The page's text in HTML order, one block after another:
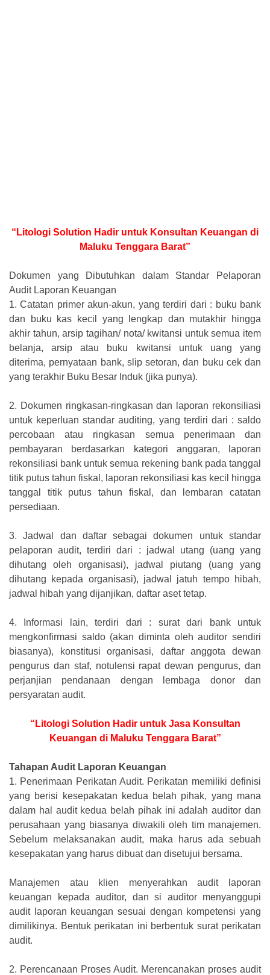
“Litologi Solution Hadir untuk Konsultan Keuangan di
Maluku Tenggara Barat”
Dokumen yang Dibutuhkan dalam Standar Pelaporan
Audit Laporan Keuangan
1. Catatan primer akun-akun, yang terdiri dari : buku bank
dan buku kas kecil yang lengkap dan mutakhir hingga
akhir tahun, arsip tagihan/ nota/ kwitansi untuk semua item
belanja, arsip atau buku kwitansi untuk uang yang
diterima, pernyataan bank, slip setoran, dan buku cek dan
yang terakhir Buku Besar Induk (jika punya).
2. Dokumen ringkasan-ringkasan dan laporan rekonsiliasi
untuk keperluan standar auditing, yang terdiri dari : saldo
percobaan atau ringkasan semua penerimaan dan
pembayaran berdasarkan kategori anggaran, laporan
rekonsiliasi bank untuk semua rekening bank pada tanggal
titik putus tahun fiskal, laporan rekonsiliasi kas kecil hingga
tanggal titik putus tahun fiskal, dan lembaran catatan
persediaan.
3.
Jadwal dan daftar sebagai dokumen untuk standar
pelaporan audit, terdiri dari : jadwal utang (uang yang
dihutang oleh organisasi), jadwal piutang (uang yang
dihutang kepada organisasi), jadwal jatuh tempo hibah,
jadwal hibah yang dijanjikan, daftar aset tetap.
4.
Informasi lain, terdiri dari : surat dari bank untuk
mengkonfirmasi saldo (akan diminta oleh auditor sendiri
biasanya), konstitusi organisasi, daftar anggota dewan
pengurus dan staf, notulensi rapat dewan pengurus, dan
perjanjian pendanaan dengan lembaga donor dan
persyaratan audit.
“Litologi Solution Hadir untuk Jasa Konsultan
Keuangan di Maluku Tenggara Barat”
Tahapan Audit Laporan Keuangan
1. Penerimaan Perikatan Audit. Perikatan memiliki definisi
yang berisi kesepakatan kedua belah pihak, yang mana
dalam hal audit kedua belah pihak ini adalah auditor dan
perusahaan yang biasanya diwakili oleh tim manajemen.
Sebelum melaksanakan audit, maka harus ada sebuah
kesepakatan yang harus dibuat dan disetujui bersama.
Manajemen atau klien menyerahkan audit laporan
keuangan kepada auditor, dan si auditor menyanggupi
audit laporan keuangan sesuai dengan kompetensi yang
dimilikinya. Bentuk perikatan ini berbentuk surat perikatan
audit.
2. Perencanaan Proses Audit. Merencanakan proses audit